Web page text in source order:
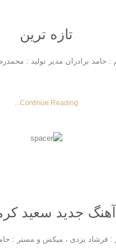
تازه ترین
حامد برادران مدیر تولید :
Continue Reading...
آهنگ جدید سعید
: فرشاد یزدی ، میکس و مستر :